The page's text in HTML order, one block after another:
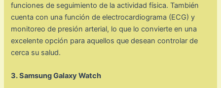
funciones de seguimiento de la actividad física. También
cuenta con una función de electrocardiograma (ECG) y
monitoreo de presión arterial, lo que lo convierte en una
excelente opción para aquellos que desean controlar de
cerca su salud.
3. Samsung Galaxy Watch